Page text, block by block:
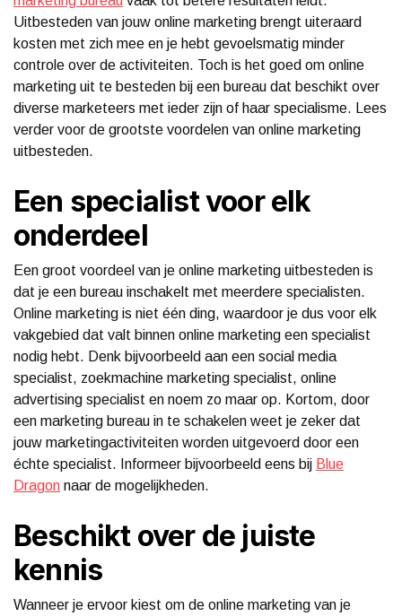
Uitbesteden van jouw online marketing brengt uiteraard
kosten met zich mee en je hebt gevoelsmatig minder
controle over de activiteiten. Toch is het goed om online
marketing uit te besteden bij een bureau dat beschikt over
diverse marketeers met ieder zijn of haar specialisme. Lees
verder voor de grootste voordelen van online marketing
uitbesteden.
Een specialist voor elk
onderdeel
Een groot voordeel van je online marketing uitbesteden is
dat je een bureau inschakelt met meerdere specialisten.
Online marketing is niet één ding, waardoor je dus voor elk
vakgebied dat valt binnen online marketing een specialist
nodig hebt. Denk bijvoorbeeld aan een social media
specialist, zoekmachine marketing specialist, online
advertising specialist en noem zo maar op. Kortom, door
een marketing bureau in te schakelen weet je zeker dat
jouw marketingactiviteiten worden uitgevoerd door een
échte specialist. Informeer bijvoorbeeld eens bij Blue
Dragon naar de mogelijkheden.
Beschikt over de juiste
kennis
Wanneer je ervoor kiest om de online marketing van je